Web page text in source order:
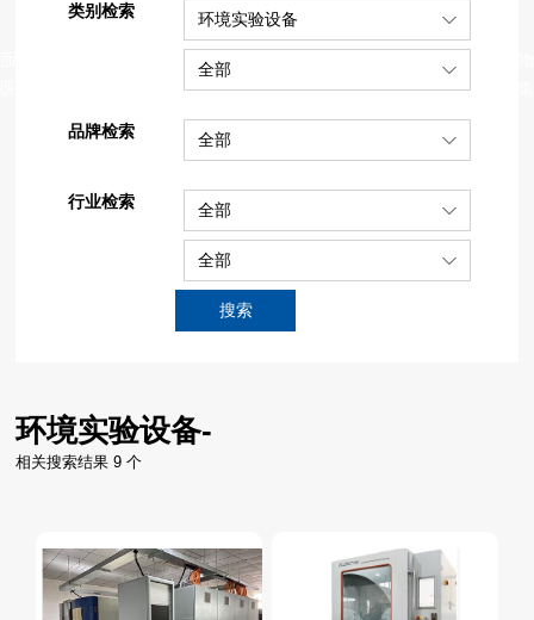
面向工业电子制造、通信及信息技术、教育科研、微电子、新能源、生物
医药、节能环保等行业和领域的客户，提供增值销售、科技租赁、系统集
成、技术服务等一站式综合服务。
类别检索 环境实验设备
全部
品牌检索 全部
行业检索 全部
全部
搜索
环境实验设备-
相关搜索结果 9 个